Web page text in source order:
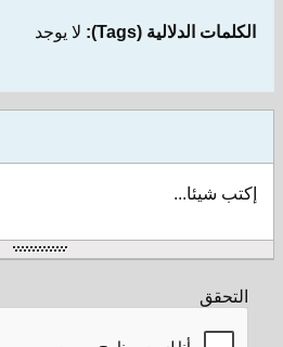
الكلمات الدلالية (Tags): لا يوجد
إكتب شيئا...
التحقق